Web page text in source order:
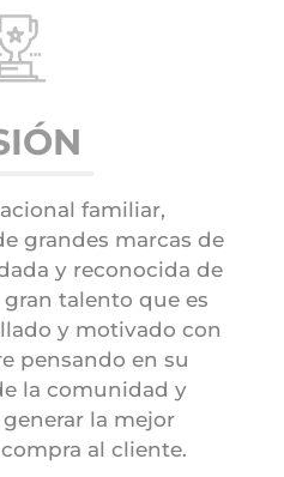
familiar,
grandes marcas de
y reconocida de
talento que es
y motivado con
pensando en su
la comunidad y
la mejor
al cliente.